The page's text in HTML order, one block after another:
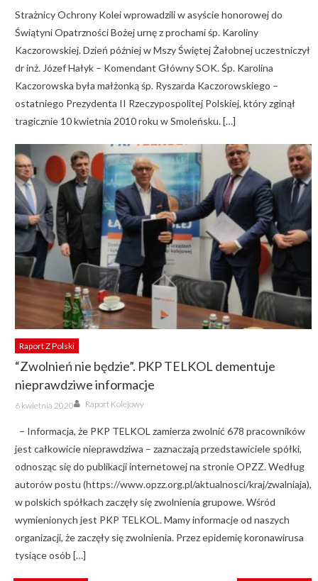
Strażnicy Ochrony Kolei wprowadzili w asyście honorowej do
Świątyni Opatrzności Bożej urnę z prochami śp. Karoliny
Kaczorowskiej. Dzień później w Mszy Świętej Żałobnej uczestniczył
dr inż. Józef Hałyk – Komendant Główny SOK. Śp. Karolina
Kaczorowska była małżonką śp. Ryszarda Kaczorowskiego –
ostatniego Prezydenta II Rzeczypospolitej Polskiej, który zginął
tragicznie 10 kwietnia 2010 roku w Smoleńsku. […]
Raport Z Polski
“Zwolnień nie będzie”. PKP TELKOL dementuje
nieprawdziwe informacje
Posted
on
6 kwietnia 2020 Author
Raport Kolejowy
– Informacja, że PKP TELKOL zamierza zwolnić 678 pracowników
jest całkowicie nieprawdziwa – zaznaczają przedstawiciele spółki,
odnosząc się do publikacji internetowej na stronie OPZZ. Według
autorów postu (https://www.opzz.org.pl/aktualnosci/kraj/zwalniaja),
w polskich spółkach zaczęły się zwolnienia grupowe. Wśród
wymienionych jest PKP TELKOL. Mamy informacje od naszych
organizacji, że zaczęły się zwolnienia. Przez epidemię koronawirusa
tysiące osób […]